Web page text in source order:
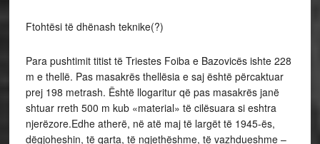
Ftohtësi të dhënash teknike(?)
Para pushtimit titist të Triestes Foiba e Bazovicës ishte 228
m e thellë. Pas masakrës thellësia e saj është përcaktuar
prej 198 metrash. Është llogaritur që pas masakrës janë
shtuar rreth 500 m kub «material» të cilësuara si eshtra
njerëzore.Edhe atherë, në atë maj të largët të 1945-ës,
dëgjoheshin, të qarta, të ngjethëshme, të vazhdueshme –